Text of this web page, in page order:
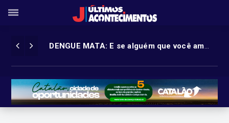
DENGUE MATA: E se alguém que você ama for a próxima vitima?